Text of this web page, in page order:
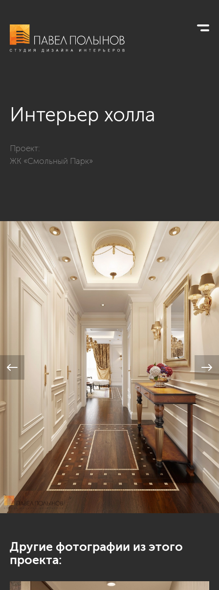
Интерьер холла
Проект:
ЖК «Смольный Парк»
Другие фотографии из этого
проекта: